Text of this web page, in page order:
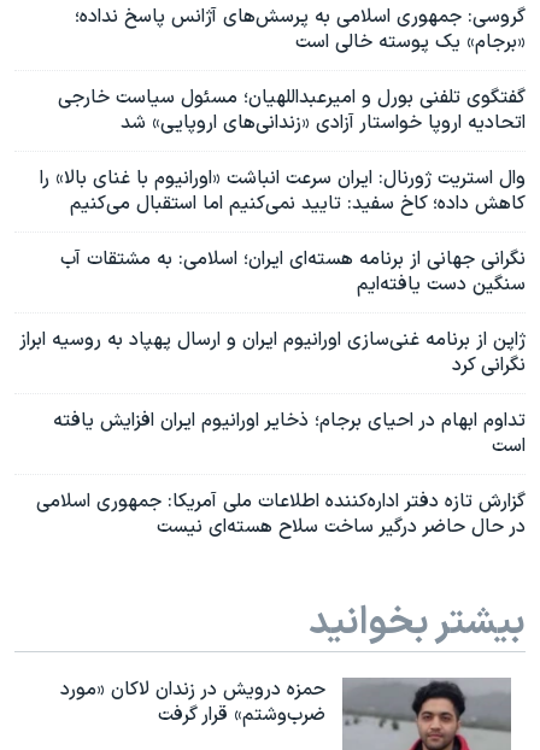
گروسی: جمهوری اسلامی به پرسش‌های آژانس پاسخ نداده؛
«برجام» یک پوسته خالی است
گفتگوی تلفنی بورل و امیرعبداللهیان؛ مسئول سیاست خارجی
اتحادیه اروپا خواستار آزادی «زندانی‌های اروپایی» شد
وال‌ استریت ژورنال: ایران سرعت انباشت «اورانیوم با غنای بالا» را
کاهش داده؛ کاخ سفید: تایید نمی‌کنیم اما استقبال می‌کنیم
نگرانی جهانی از برنامه هسته‌ای ایران؛ اسلامی: به مشتقات آب
سنگین دست یافته‌ایم
ژاپن از برنامه غنی‌سازی اورانیوم ایران و ارسال پهپاد به روسیه ابراز
نگرانی کرد
تداوم ابهام در احیای برجام؛ ذخایر اورانیوم ایران افزایش یافته
است
گزارش تازه‌ دفتر اداره‌کننده اطلاعات ملی آمریکا: جمهوری اسلامی
در حال حاضر درگیر ساخت سلاح هسته‌ای نیست
بیشتر بخوانید
حمزه درویش در زندان لاکان «مورد
ضرب‌وشتم» قرار گرفت